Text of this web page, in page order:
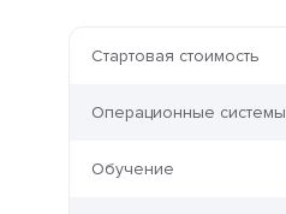
Стартовая стоимость
Операционные системы
Обучение